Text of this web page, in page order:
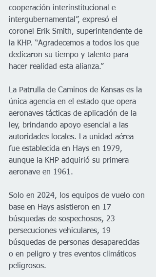
cooperación interinstitucional e
intergubernamental”, expresó el
coronel Erik Smith, superintendente de
la KHP. “Agradecemos a todos los que
dedicaron su tiempo y talento para
hacer realidad esta alianza.”
La Patrulla de Caminos de Kansas es la
única agencia en el estado que opera
aeronaves tácticas de aplicación de la
ley, brindando apoyo esencial a las
autoridades locales. La unidad aérea
fue establecida en Hays en 1979,
aunque la KHP adquirió su primera
aeronave en 1961.
Solo en 2024, los equipos de vuelo con
base en Hays asistieron en 17
búsquedas de sospechosos, 23
persecuciones vehiculares, 19
búsquedas de personas desaparecidas
o en peligro y tres eventos climáticos
peligrosos.